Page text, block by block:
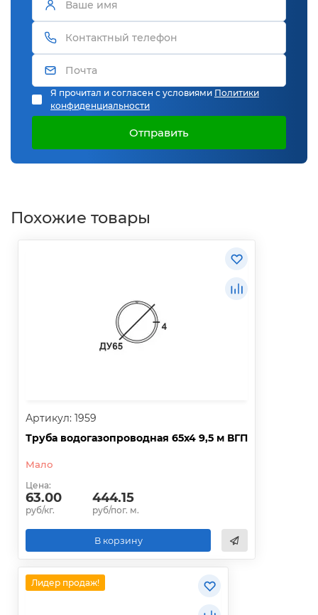
Я прочитал и согласен с условиями Политики
конфиденциальности
Отправить
Похожие товары
Артикул: 1959
Труба водогазопроводная 65х4 9,5 м ВГП
Мало
Цена:
63.00
руб/кг.
444.15
руб/пог. м.
В корзину
Лидер продаж!